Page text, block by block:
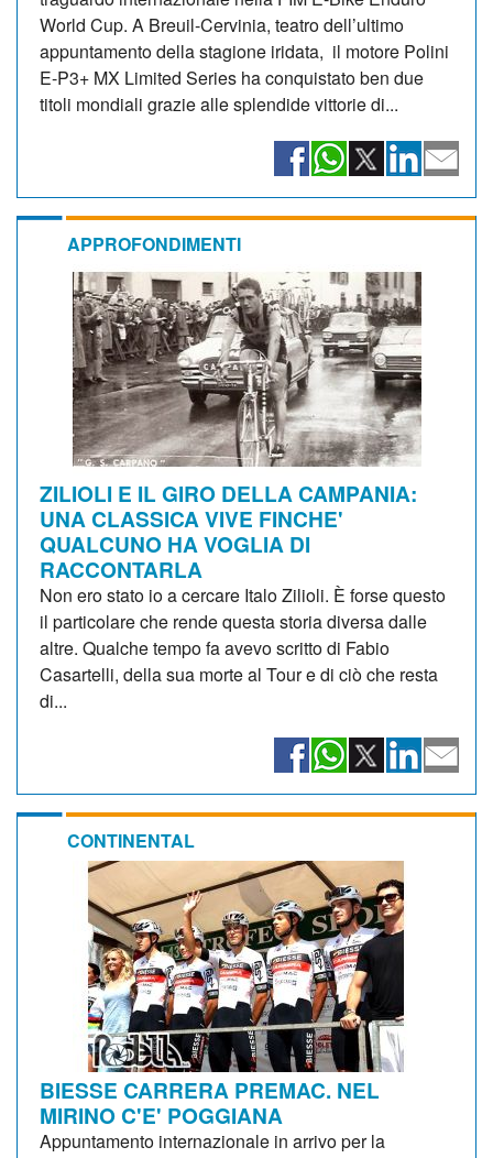
World Cup. A Breuil-Cervinia, teatro dell’ultimo
appuntamento della stagione iridata, il motore Polini
E-P3+ MX Limited Series ha conquistato ben due
titoli mondiali grazie alle splendide vittorie di...
APPROFONDIMENTI
ZILIOLI E IL GIRO DELLA CAMPANIA:
UNA CLASSICA VIVE FINCHE'
QUALCUNO HA VOGLIA DI
RACCONTARLA
Non ero stato io a cercare Italo Zilioli. È forse questo
il particolare che rende questa storia diversa dalle
altre. Qualche tempo fa avevo scritto di Fabio
Casartelli, della sua morte al Tour e di ciò che resta
di...
CONTINENTAL
BIESSE CARRERA PREMAC. NEL
MIRINO C'E' POGGIANA
Appuntamento internazionale in arrivo per la